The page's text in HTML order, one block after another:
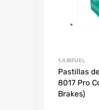
1.4 BIFUEL
Pastillas
8017 Pro
Brakes)